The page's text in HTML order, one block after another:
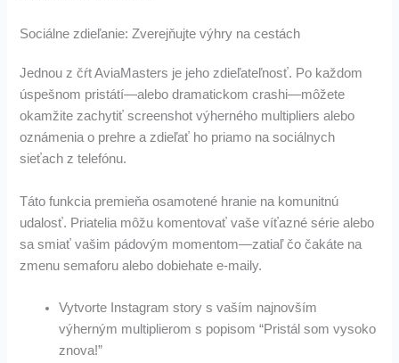
Sociálne zdieľanie: Zverejňujte výhry na cestách
Jednou z čŕt AviaMasters je jeho zdieľateľnosť. Po každom
úspešnom pristátí—alebo dramatickom crashi—môžete
okamžite zachytiť screenshot výherného multipliers alebo
oznámenia o prehre a zdieľať ho priamo na sociálnych
sieťach z telefónu.
Táto funkcia premieňa osamotené hranie na komunitnú
udalosť. Priatelia môžu komentovať vaše víťazné série alebo
sa smiať vašim pádovým momentom—zatiaľ čo čakáte na
zmenu semaforu alebo dobiehate e-maily.
Vytvorte Instagram story s vaším najnovším
výherným multiplierom s popisom “Pristál som vysoko
znova!”